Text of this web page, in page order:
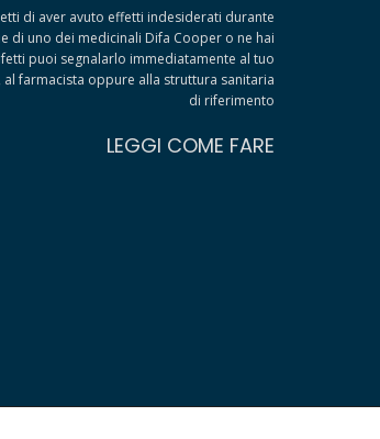
di aver avuto effetti indesiderati durante
di uno dei medicinali Difa Cooper o ne hai
puoi segnalarlo immediatamente al tuo
al farmacista oppure alla struttura sanitaria
di riferimento
LEGGI COME FARE